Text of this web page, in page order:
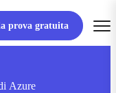
prova gratuita
Azure